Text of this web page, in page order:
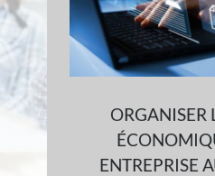
ORGANISER
ENTREPRISE